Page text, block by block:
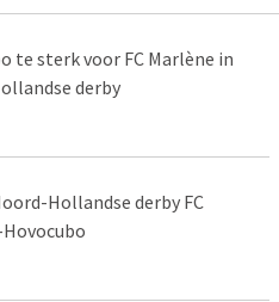
te sterk voor FC Marlène in
derby
Hollandse derby FC